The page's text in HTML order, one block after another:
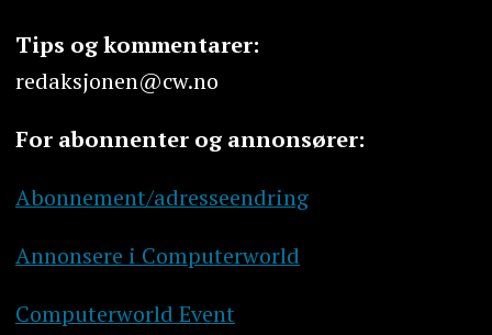
Tips og kommentarer:
redaksjonen@cw.no
For abonnenter og annonsører:
Abonnement/adresseendring
Annonsere i Computerworld
Computerworld Event